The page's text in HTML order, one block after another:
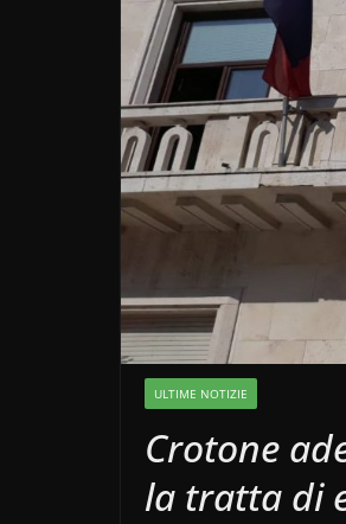
ULTIME NOTIZIE
Crotone
la tratta di